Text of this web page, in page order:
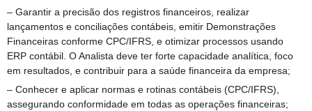
– Garantir a precisão dos registros financeiros, realizar
lançamentos e conciliações contábeis, emitir Demonstrações
Financeiras conforme CPC/IFRS, e otimizar processos usando
ERP contábil. O Analista deve ter forte capacidade analítica, foco
em resultados, e contribuir para a saúde financeira da empresa;
– Conhecer e aplicar normas e rotinas contábeis (CPC/IFRS),
assegurando conformidade em todas as operações financeiras;